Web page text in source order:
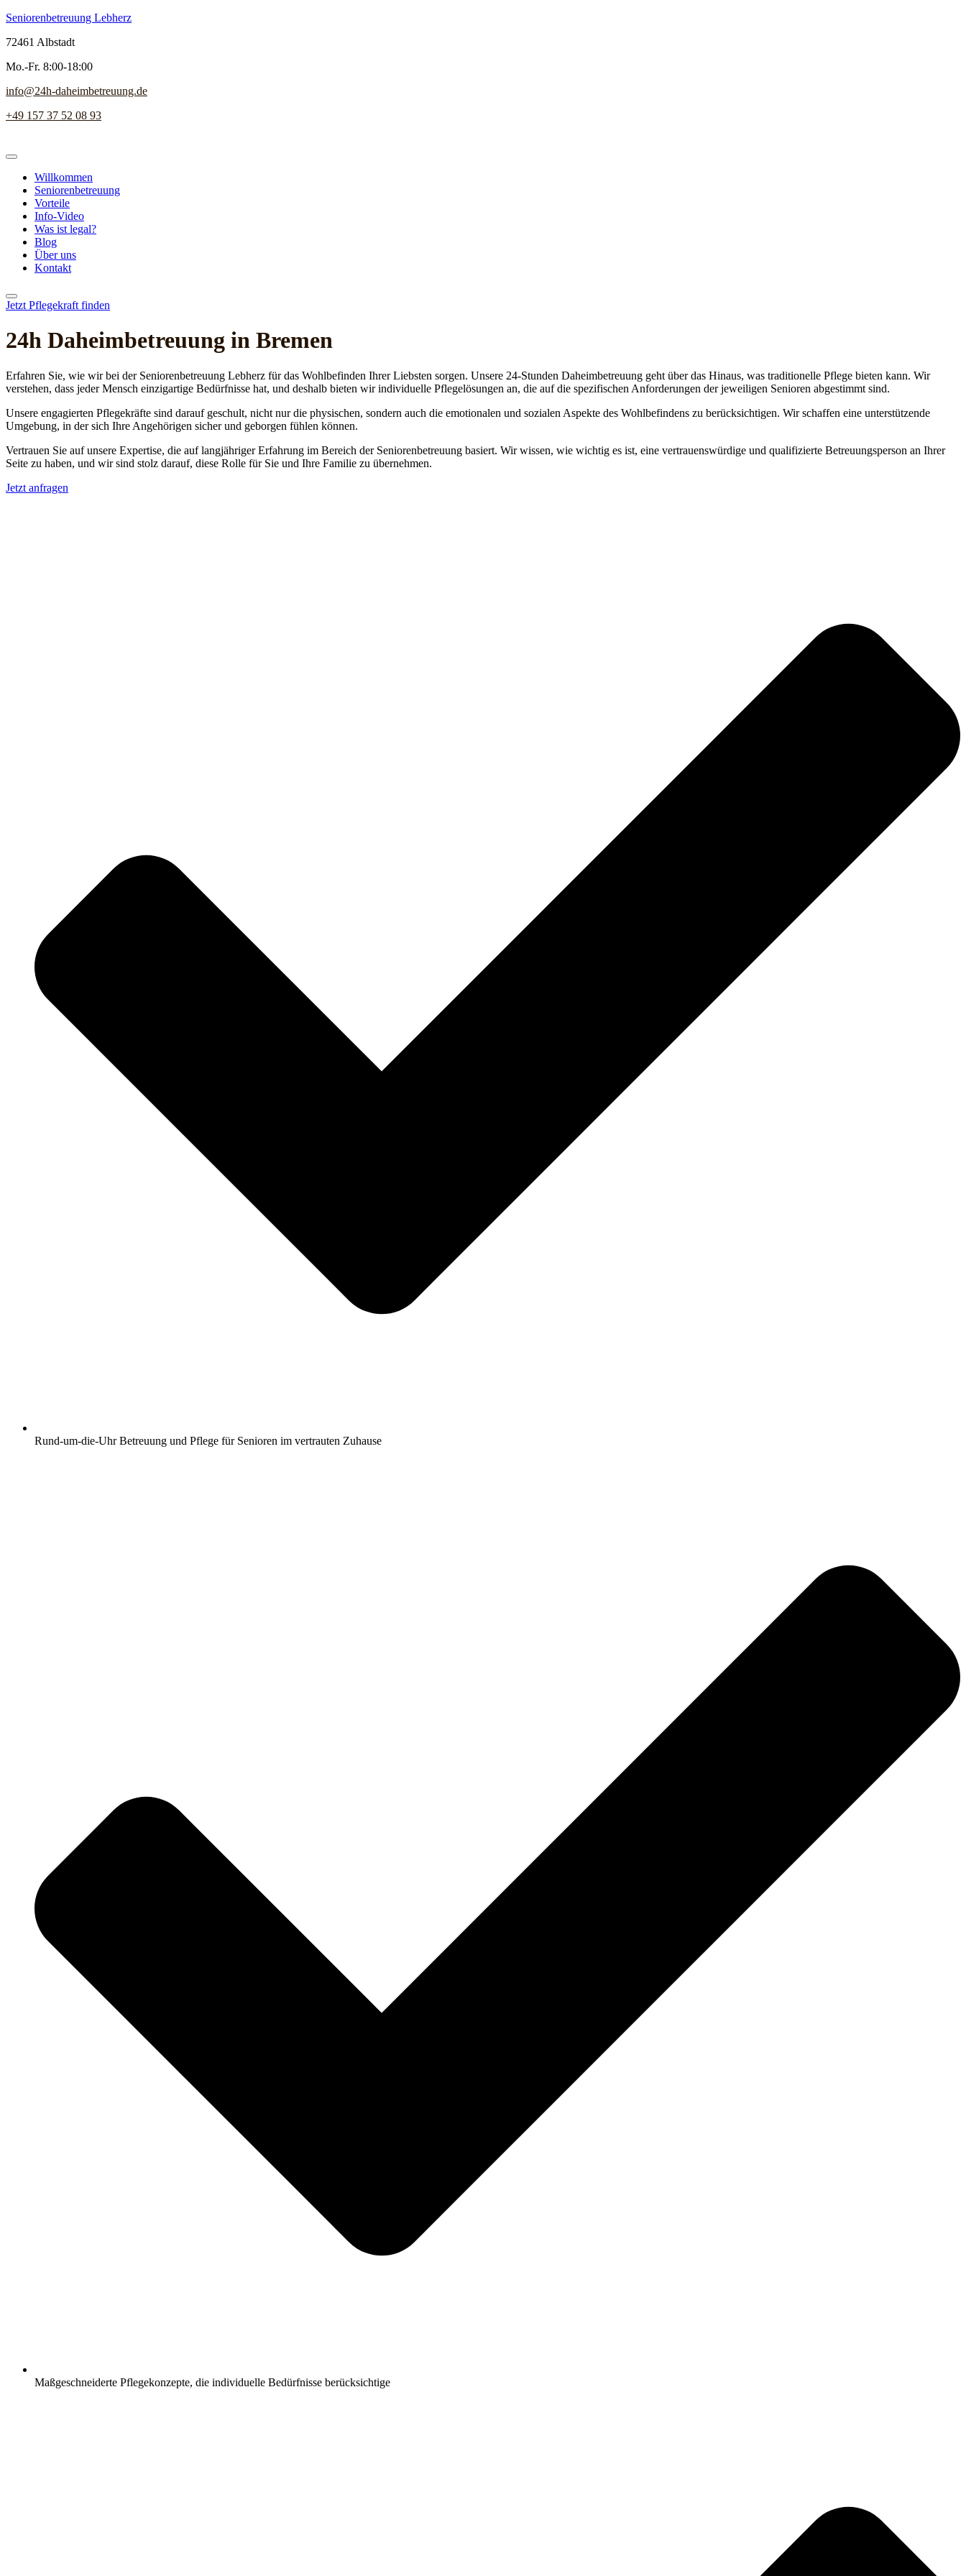
Seniorenbetreuung Lebherz
72461 Albstadt
Mo.-Fr. 8:00-18:00
info@24h-daheimbetreuung.de
+49 157 37 52 08 93
Willkommen
Seniorenbetreuung
Vorteile
Info-Video
Was ist legal?
Blog
Über uns
Kontakt
Jetzt Pflegekraft finden
24h Daheim­betreuung in Bremen
Erfahren Sie, wie wir bei der Seniorenbetreuung Lebherz für das Wohlbefinden Ihrer Liebsten sorgen. Unsere 24-Stunden Daheimbetreuung geht über das Hinaus, was traditionelle Pflege bieten kann. Wir
verstehen, dass jeder Mensch einzigartige Bedürfnisse hat, und deshalb bieten wir individuelle Pflegelösungen an, die auf die spezifischen Anforderungen der jeweiligen Senioren abgestimmt sind.
Unsere engagierten Pflegekräfte sind darauf geschult, nicht nur die physischen, sondern auch die emotionalen und sozialen Aspekte des Wohlbefindens zu berücksichtigen. Wir schaffen eine unterstützende
Umgebung, in der sich Ihre Angehörigen sicher und geborgen fühlen können.
Vertrauen Sie auf unsere Expertise, die auf langjähriger Erfahrung im Bereich der Seniorenbetreuung basiert. Wir wissen, wie wichtig es ist, eine vertrauenswürdige und qualifizierte Betreuungsperson an Ihrer
Seite zu haben, und wir sind stolz darauf, diese Rolle für Sie und Ihre Familie zu übernehmen.
Jetzt anfragen
Rund-um-die-Uhr Betreuung und Pflege für Senioren im vertrauten Zuhause
Maßgeschneiderte Pflegekonzepte, die individuelle Bedürfnisse berücksichtige